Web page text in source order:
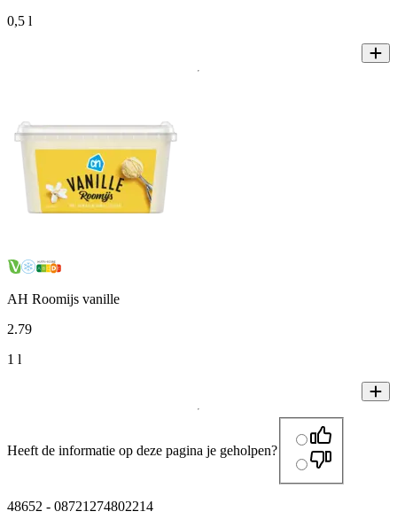
0,5 l
AH Roomijs vanille
2.79
1 l
Heeft de informatie op deze pagina je geholpen?
48652 - 08721274802214